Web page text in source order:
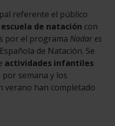
referente el público
escuela de natación con
por el programa Nadar es
de Natación. Se
actividades infantiles
semana y los
verano han completado